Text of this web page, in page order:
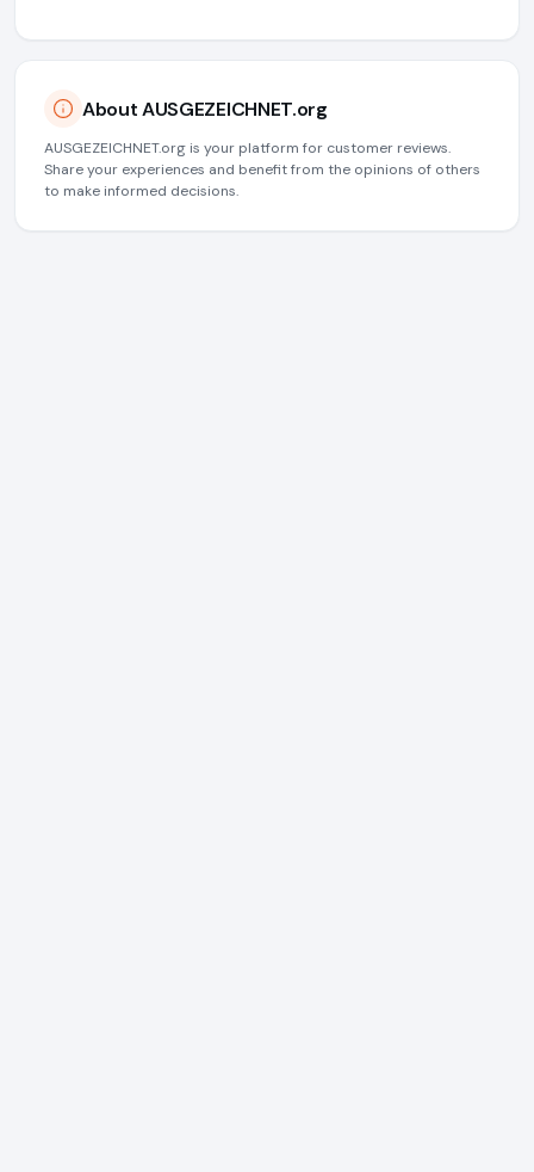
About AUSGEZEICHNET.org
AUSGEZEICHNET.org is your platform for customer reviews.
Share your experiences and benefit from the opinions of others
to make informed decisions.